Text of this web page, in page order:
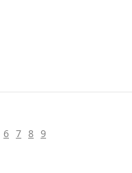
6 7 8 9